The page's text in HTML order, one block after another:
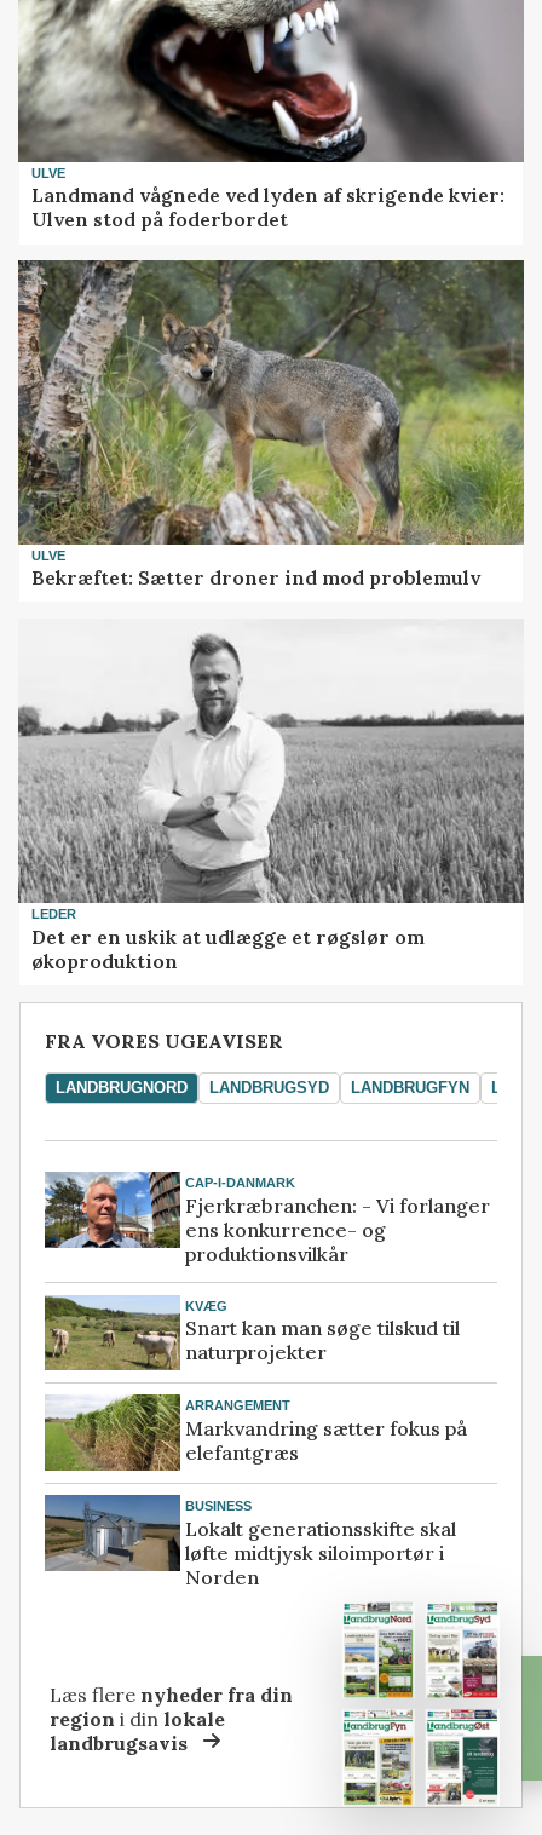
ULVE
Landmand vågnede ved lyden af skrigende kvier:
Ulven stod på foderbordet
ULVE
Bekræftet: Sætter droner ind mod problemulv
LEDER
Det er en uskik at udlægge et røgslør om
økoproduktion
FRA VORES UGEAVISER
LANDBRUGNORD LANDBRUGSYD LANDBRUGFYN
CAP-I-DANMARK
Fjerkræbranchen: - Vi forlanger
ens konkurrence- og
produktionsvilkår
KVÆG
Snart kan man søge tilskud til
naturprojekter
ARRANGEMENT
Markvandring sætter fokus på
elefantgræs
BUSINESS
Lokalt generationsskifte skal
løfte midtjysk siloimportør i
Norden
Læs flere nyheder fra din
region i dinlokale
landbrugsavis